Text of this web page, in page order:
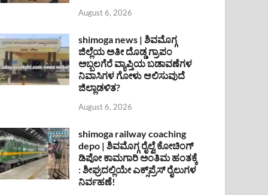
August 6, 2026
shimoga news | ಶಿವಮೊಗ್ಗ
ಜಿಲ್ಲೆಯ ಅತೀ ದೊಡ್ಡ ಗ್ರಾಪಂ
ಅಬ್ಬಲಗೆರೆ ವ್ಯಾಪ್ತಿಯ ಬಡಾವಣೆಗಳ
ನಿವಾಸಿಗಳ ಗೋಳು ಆಲಿಸುವುದೆ
ಜಿಲ್ಲಾಡಳಿತ?
August 6, 2026
shimoga railway coaching
depo | ಶಿವಮೊಗ್ಗ ರೈಲ್ವೆ ಕೋಚಿಂಗ್
ಡಿಪೋ ಕಾಮಗಾರಿ ಅಂತಿಮ ಹಂತಕ್ಕೆ
: ಶೀಘ್ರದಲ್ಲಿಯೇ ಎಕ್ಸ್‌ಪ್ರೆಸ್ ರೈಲುಗಳ
ನಿರ್ವಹಣೆ!